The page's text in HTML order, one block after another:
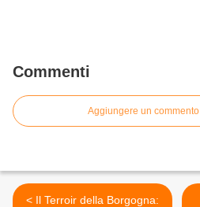
Commenti
Aggiungere un commento
< Il Terroir della Borgogna: